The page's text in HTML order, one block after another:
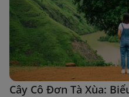
Cây Cô Đơn Tà Xùa: